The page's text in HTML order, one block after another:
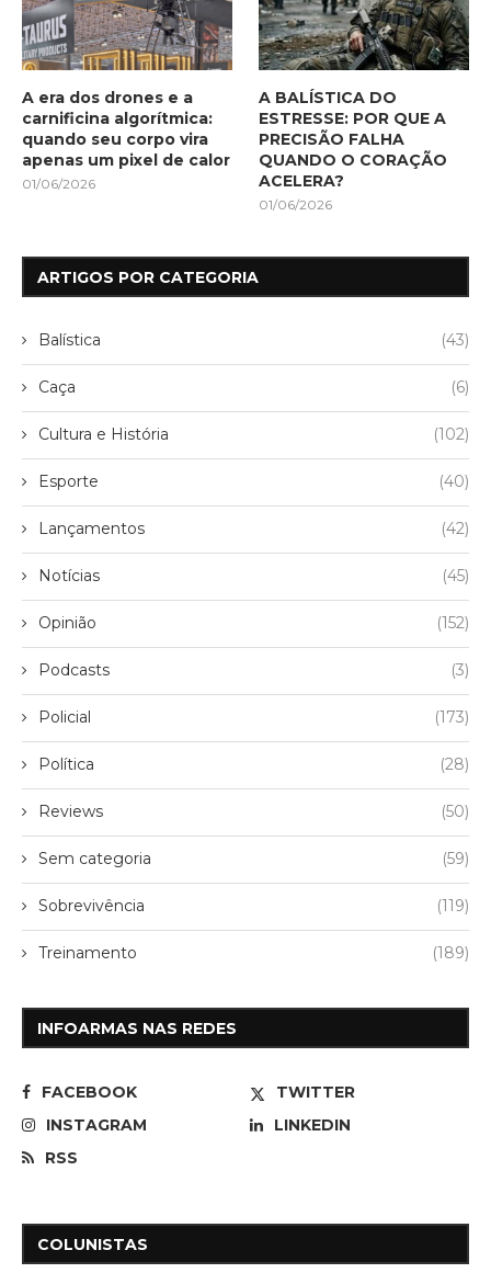
A era dos drones e a
carnificina algorítmica:
quando seu corpo vira
apenas um pixel de calor
01/06/2026
A BALÍSTICA DO
ESTRESSE: POR QUE A
PRECISÃO FALHA
QUANDO O CORAÇÃO
ACELERA?
01/06/2026
ARTIGOS POR CATEGORIA
Balística (43)
Caça (6)
Cultura e História (102)
Esporte (40)
Lançamentos (42)
Notícias (45)
Opinião (152)
Podcasts (3)
Policial (173)
Política (28)
Reviews (50)
Sem categoria (59)
Sobrevivência (119)
Treinamento (189)
INFOARMAS NAS REDES
FACEBOOK
TWITTER
INSTAGRAM
LINKEDIN
RSS
COLUNISTAS